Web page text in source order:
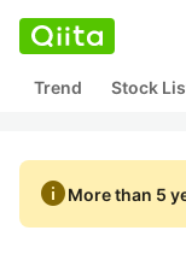
Trend Stock
infoMore than 5